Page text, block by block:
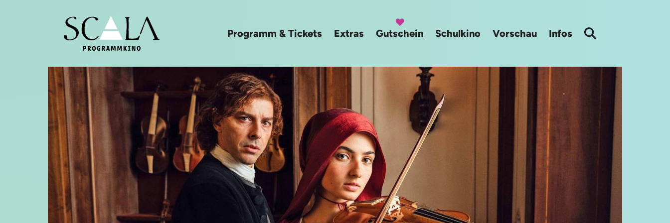
Programm & Tickets Extras Gutschein Schulkino Vorschau Infos